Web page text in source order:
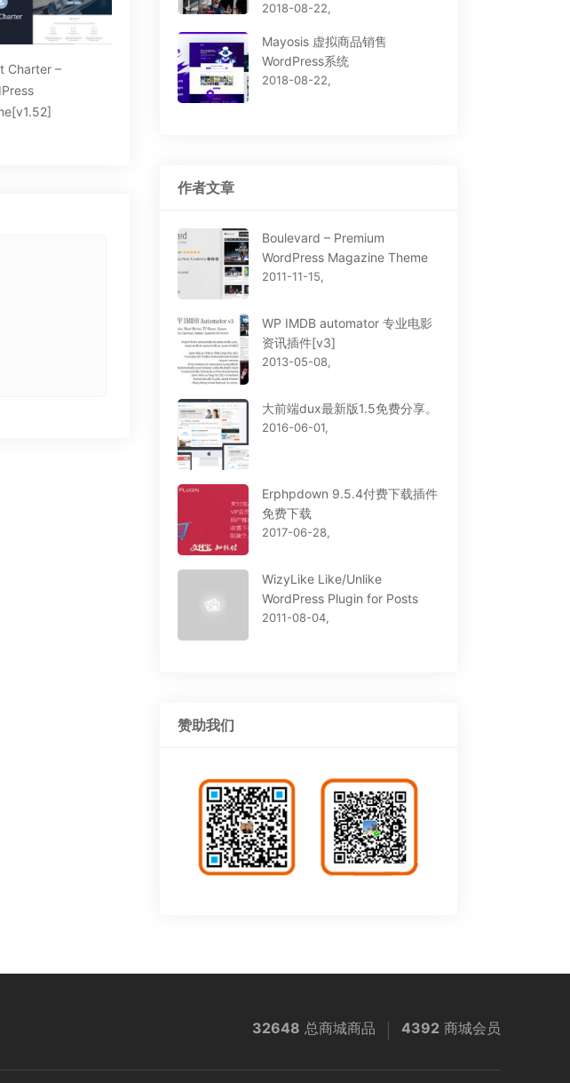
– Clear blog WP
Modelish – 强大的
Photography相册类
Alpha 现代商业主机销售
类WordPress主题[1.0]
2018-08-22,
Mayosis 虚拟商品销售
WordPress系统
2018-08-22,
作者文章
Boulevard – Premium
WordPress Magazine Theme
2011-11-15,
WP IMDB automator 专业电影
资讯插件[v3]
2013-05-08,
大前端dux最新版1.5免费分享。
2016-06-01,
Erphpdown 9.5.4付费下载插件
免费下载
2017-06-28,
WizyLike Like/Unlike
WordPress Plugin for Posts
2011-08-04,
赞助我们
32648 总商城商品 4392 商城会员